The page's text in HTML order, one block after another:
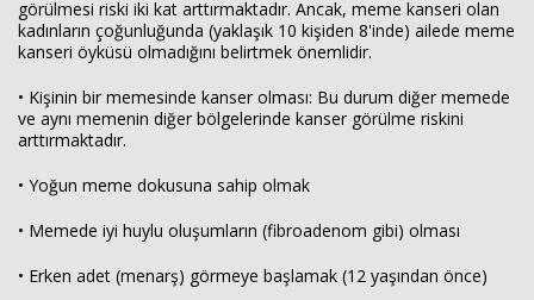
görülmesi riski iki kat arttırmaktadır. Ancak, meme kanseri olan
kadınların çoğunluğunda (yaklaşık 10 kişiden 8'inde) ailede meme
kanseri öyküsü olmadığını belirtmek önemlidir.
• Kişinin bir memesinde kanser olması: Bu durum diğer memede
ve aynı memenin diğer bölgelerinde kanser görülme riskini
arttırmaktadır.
• Yoğun meme dokusuna sahip olmak
• Memede iyi huylu oluşumların (fibroadenom gibi) olması
• Erken adet (menarş) görmeye başlamak (12 yaşından önce)